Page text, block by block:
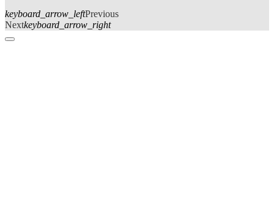
keyboard_arrow_leftPrevious
Nextkeyboard_arrow_right